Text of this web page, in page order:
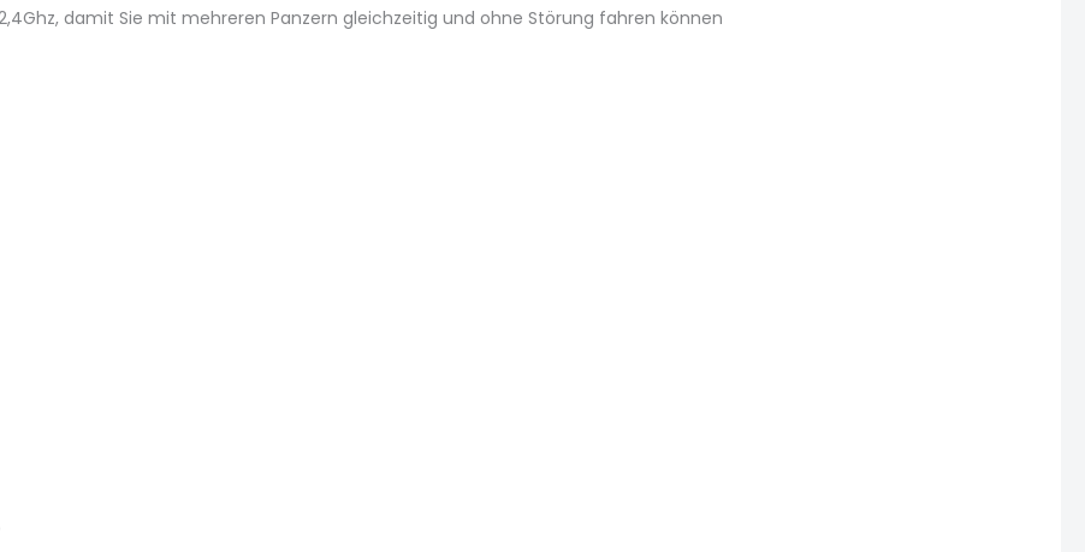
damit Sie mit mehreren Panzern gleichzeitig und ohne Störung fahren können